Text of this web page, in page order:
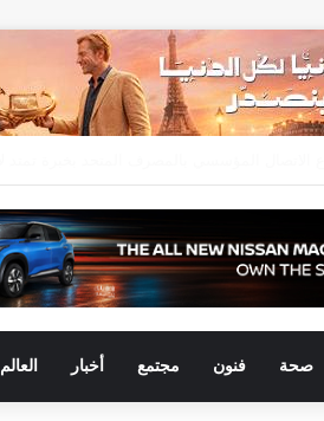
صحة فنون مجتمع أخبار العالم